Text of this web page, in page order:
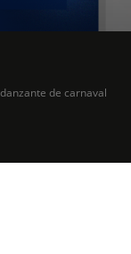
de carnaval